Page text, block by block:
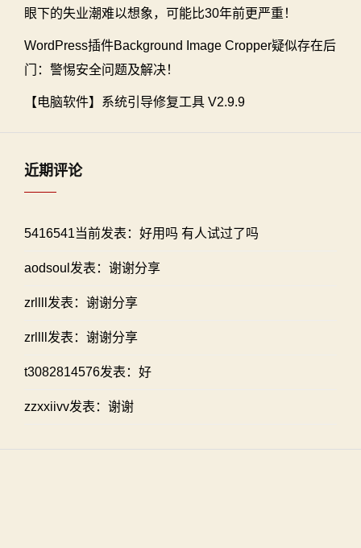
眼下的失业潮难以想象，可能比30年前更严重！
WordPress插件Background Image Cropper疑似存在后
门：警惕安全问题及解决！
【电脑软件】系统引导修复工具 V2.9.9
近期评论
5416541当前发表：好用吗 有人试过了吗
aodsoul发表：谢谢分享
zrllll发表：谢谢分享
zrllll发表：谢谢分享
t3082814576发表：好
zzxxiivv发表：谢谢